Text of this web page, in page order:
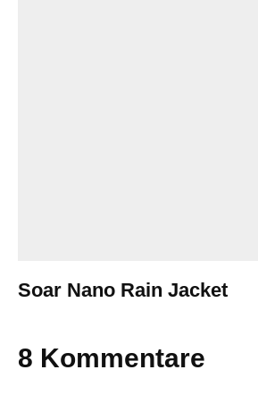
Soar Nano Rain Jacket
8 Kommentare